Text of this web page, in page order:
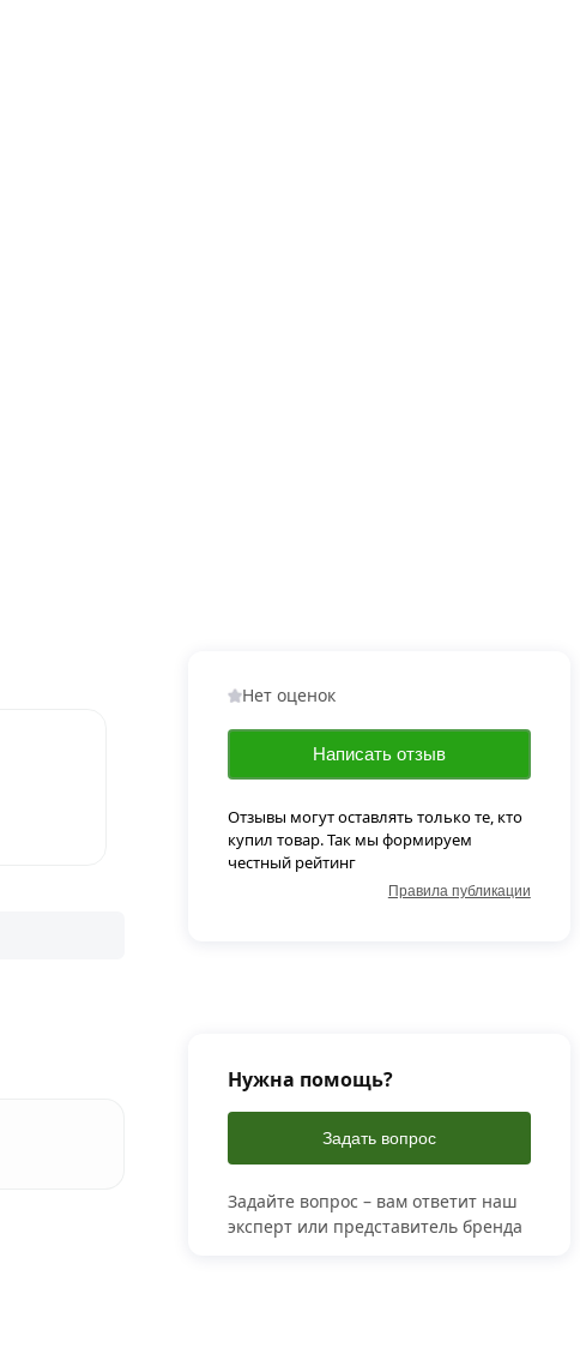
Нет оценок
Написать отзыв
Отзывы могут оставлять только те, кто
купил товар. Так мы формируем
честный рейтинг
Правила публикации
Нужна помощь?
Задать вопрос
Задайте вопрос – вам ответит наш
эксперт или представитель бренда